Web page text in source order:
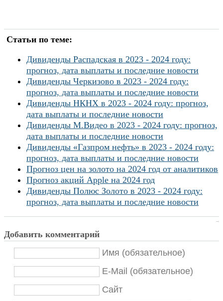
Статьи по теме:
Дивиденды Распадская в 2023 - 2024 году:
прогноз, дата выплаты и последние новости
Дивиденды Черкизово в 2023 - 2024 году:
прогноз, дата выплаты и последние новости
Дивиденды НКНХ в 2023 - 2024 году: прогноз,
дата выплаты и последние новости
Дивиденды М.Видео в 2023 - 2024 году: прогноз,
дата выплаты и последние новости
Дивиденды «Газпром нефть» в 2023 - 2024 году:
прогноз, дата выплаты и последние новости
Прогноз цен на золото на 2024 год от аналитиков
Прогноз акций Apple на 2024 год
Дивиденды Полюс Золото в 2023 - 2024 году:
прогноз, дата выплаты и последние новости
Добавить комментарий
Имя (обязательное)
E-Mail (обязательное)
Сайт